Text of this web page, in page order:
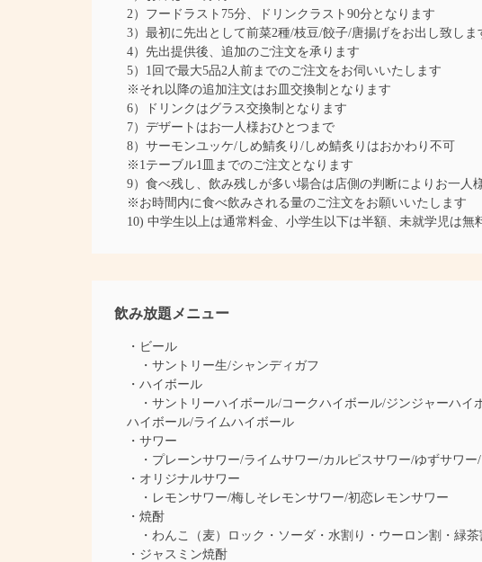
2）フードラスト75分、ドリンクラスト90分となります
3）最初に先出として前菜2種/枝豆/餃子/唐揚げをお出し致しま
4）先出提供後、追加のご注文を承ります
5）1回で最大5品2人前までのご注文をお伺いいたします
※それ以降の追加注文はお皿交換制となります
6）ドリンクはグラス交換制となります
7）デザートはお一人様おひとつまで
8）サーモンユッケ/しめ鯖炙り/しめ鯖炙りはおかわり不可
※1テーブル1皿までのご注文となります
9）食べ残し、飲み残しが多い場合は店側の判断によりお一人
※お時間内に食べ飲みされる量のご注文をお願いいたします
10) 中学生以上は通常料金、小学生以下は半額、未就学児は無
飲み放題メニュー
・ビール
・サントリー生/シャンディガフ
・ハイボール
・サントリーハイボール/コークハイボール/ジンジャーハイ
ハイボール/ライムハイボール
・サワー
・プレーンサワー/ライムサワー/カルピスサワー/ゆずサワ
・オリジナルサワー
・レモンサワー/梅しそレモンサワー/初恋レモンサワー
・焼酎
・わんこ（麦）ロック・ソーダ・水割り・ウーロン割・緑
・ジャスミン焼酎